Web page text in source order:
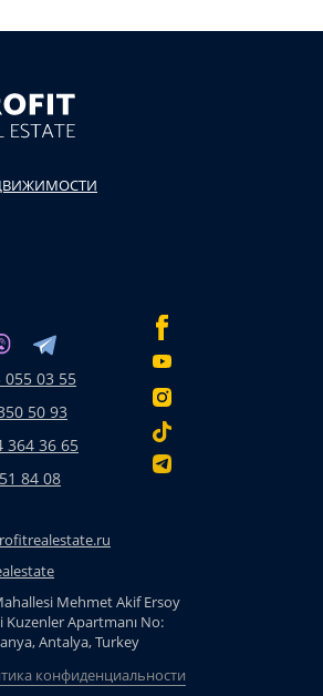
055 03 55
50 93
364 36 65
84 08
Mehmet Akif Ersoy
Kuzenler Apartmanı No:
Antalya, Turkey
конфиденциальности